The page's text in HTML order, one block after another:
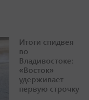
Итоги спидвея
во
Владивостоке:
«Восток»
удерживает
первую строчку